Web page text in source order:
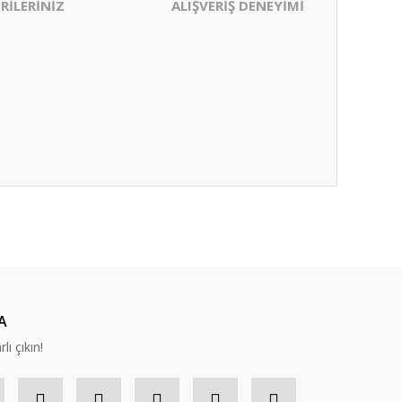
ALIŞVERİŞ DENEYİMİ
çıkın!